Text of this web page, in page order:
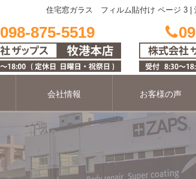
住宅窓ガラス フィルム貼付け ページ 3 |
098-875-5519
会社情報 お客様の声